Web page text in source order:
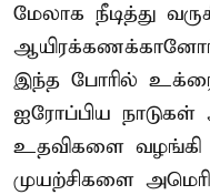
மேலாக நீடித்து
ஆயிரக்கணக்கானோர்
இந்த போரில்
ஐரோப்பிய
உதவிகளை வழங்கி
முயற்சிகளை